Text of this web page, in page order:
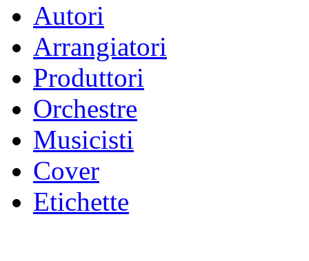
Autori
Arrangiatori
Produttori
Orchestre
Musicisti
Cover
Etichette